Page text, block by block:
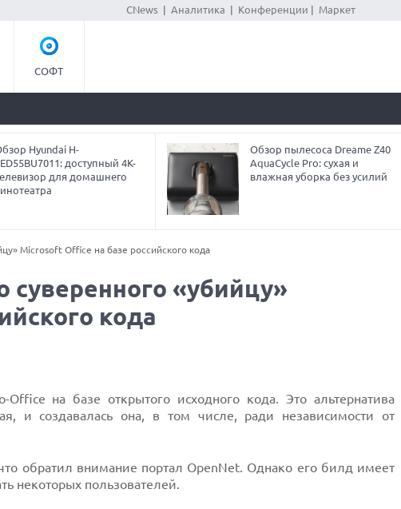
CNews| Аналитика Конференции Маркет
СОФТ
Hyundai H-
доступный 4K-
для домашнего
Обзор пылесоса Dreame Z40
AquaCycle Pro: сухая и
влажная уборка без усилий
Microsoft Office на базе российского кода
суверенного «убийцу»
кода
на базе открытого исходного кода. Это альтернатива
и создавалась она, в том числе, ради независимости от
обратил внимание портал OpenNet. Однако его билд имеет
некоторых пользователей.